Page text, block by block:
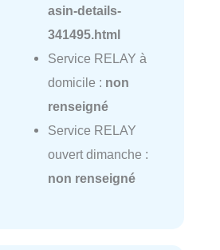
asin-details-
341495.html
Service RELAY à
domicile : non
renseigné
Service RELAY
ouvert dimanche :
non renseigné